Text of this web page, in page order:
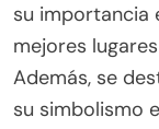
su importancia
mejores
Además, se
su simbolismo